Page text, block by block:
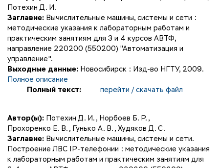
Потехин Д. И.
Заглавие: Вычислительные машины, системы и сети :
методические указания к лабораторным работам и
практическим занятиям для 3 и 4 курсов АВТФ,
направление 220200 (550200) "Автоматизация и
управление".
Выходные данные: Новосибирск : Изд-во НГТУ, 2009.
Полное описание
Полный текст:
перейти / скачать файл
Автор(ы): Потехин Д. И. , Норбоев Б. Р. ,
Прохоренко Е. В. , Гунько А. В. , Худяков Д. С.
Заглавие: Вычислительные машины, системы и сети.
Построение ЛВС IP-телефонии : методические указания
к лабораторным работам и практическим занятиям для